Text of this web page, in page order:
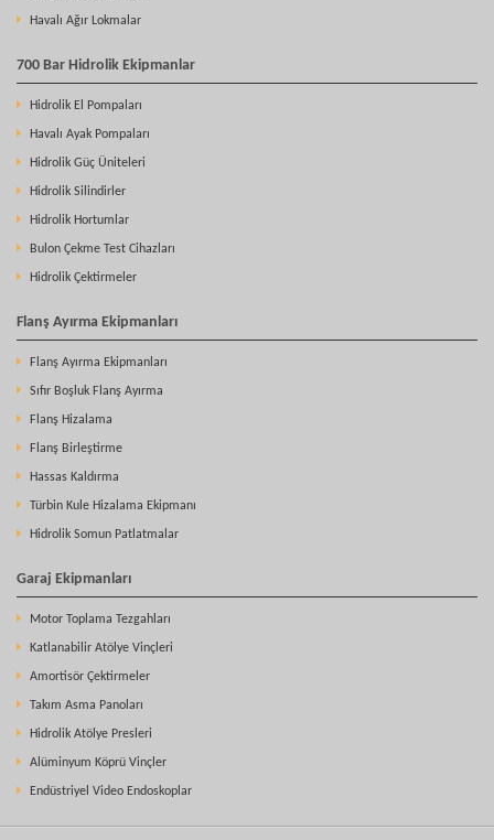
Havalı Ağır Lokmalar
700 Bar Hidrolik Ekipmanlar
Hidrolik El Pompaları
Havalı Ayak Pompaları
Hidrolik Güç Üniteleri
Hidrolik Silindirler
Hidrolik Hortumlar
Bulon Çekme Test Cihazları
Hidrolik Çektirmeler
Flanş Ayırma Ekipmanları
Flanş Ayırma Ekipmanları
Sıfır Boşluk Flanş Ayırma
Flanş Hizalama
Flanş Birleştirme
Hassas Kaldırma
Türbin Kule Hizalama Ekipmanı
Hidrolik Somun Patlatmalar
Garaj Ekipmanları
Motor Toplama Tezgahları
Katlanabilir Atölye Vinçleri
Amortisör Çektirmeler
Takım Asma Panoları
Hidrolik Atölye Presleri
Alüminyum Köprü Vinçler
Endüstriyel Video Endoskoplar